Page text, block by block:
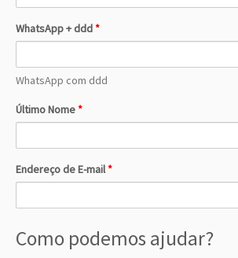
WhatsApp + ddd*
WhatsApp com ddd
Último Nome*
Endereço de E-mail*
Como podemos ajudar?